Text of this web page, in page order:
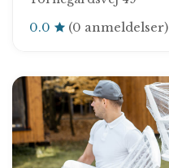
0.0 (0 anmeldelser)